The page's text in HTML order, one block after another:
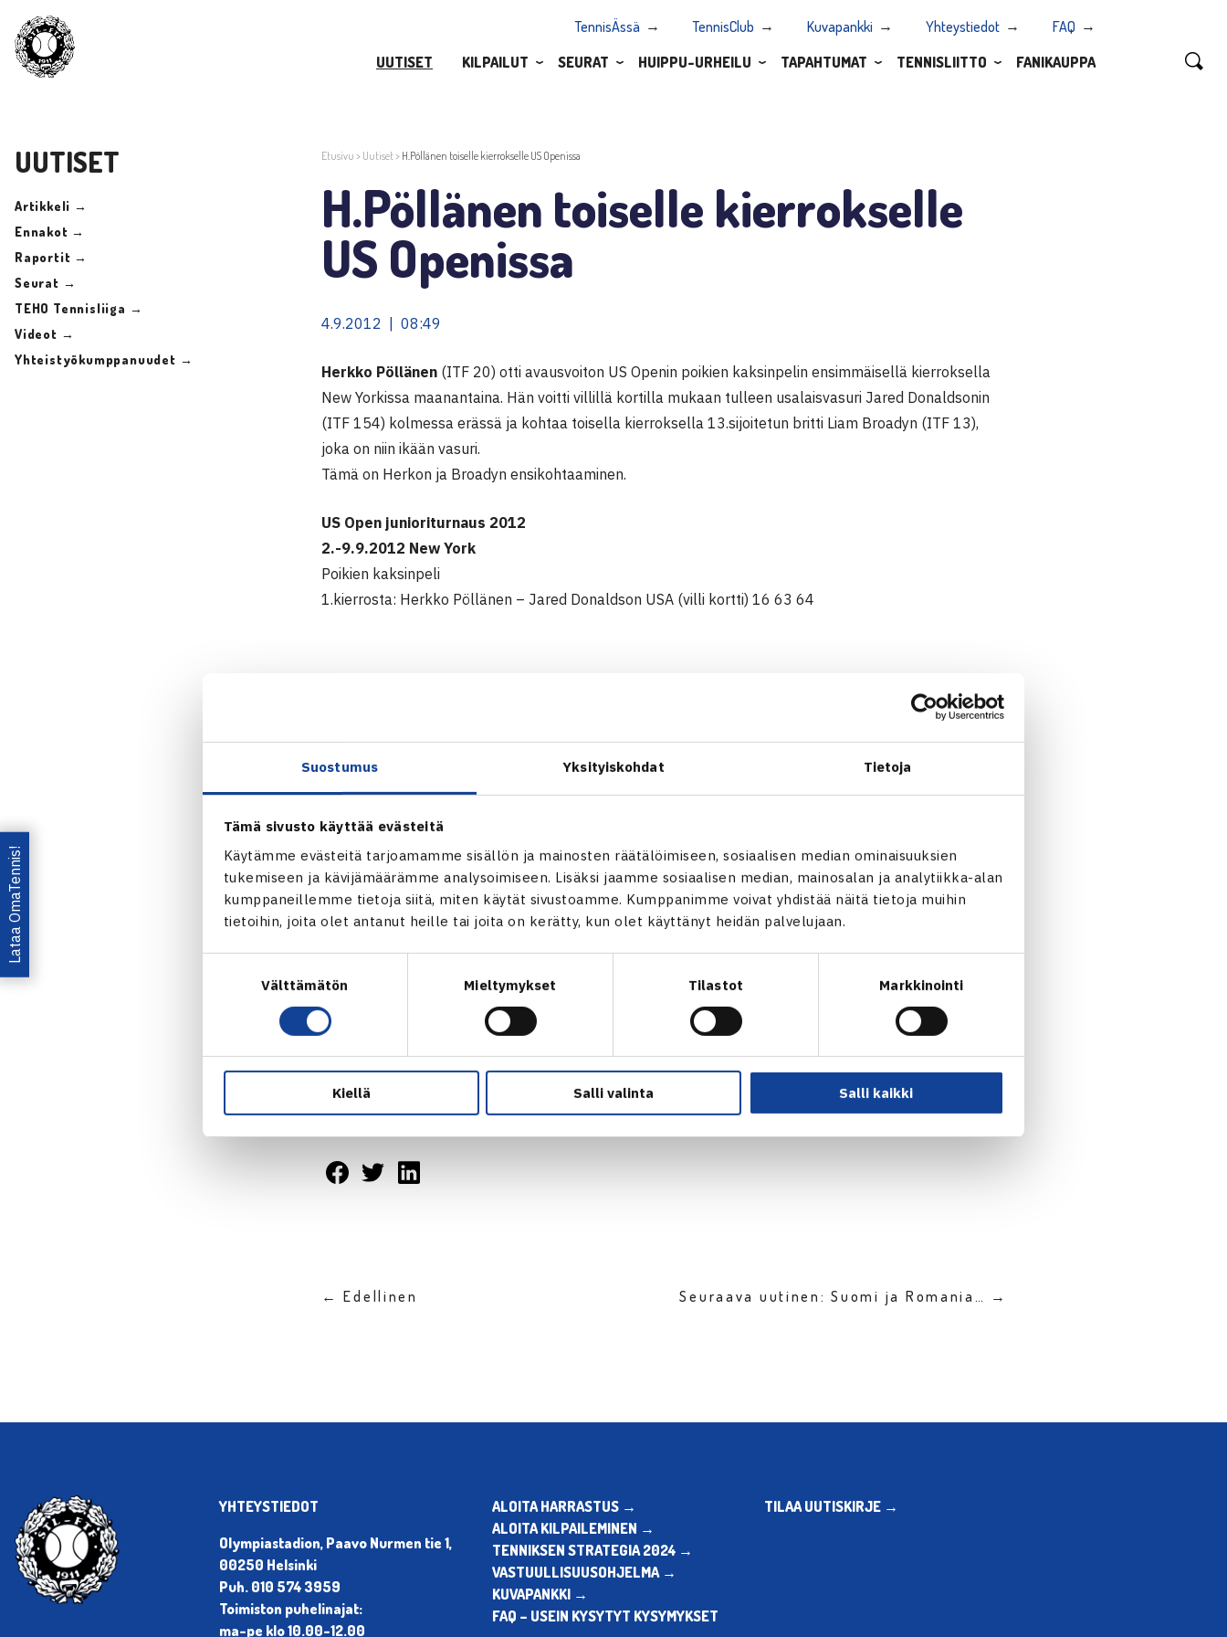
Suostumus Yksityiskohdat Tietoja
Tämä sivusto käyttää evästeitä
Käytämme evästeitä tarjoamamme sisällön ja mainosten räätälöimiseen, sosiaalisen median ominaisuuksien
tukemiseen ja kävijämäärämme analysoimiseen. Lisäksi jaamme sosiaalisen median, mainosalan ja analytiikka-alan
kumppaneillemme tietoja siitä, miten käytät sivustoamme. Kumppanimme voivat yhdistää näitä tietoja muihin
tietoihin, joita olet antanut heille tai joita on kerätty, kun olet käyttänyt heidän palvelujaan.
Välttämätön Mieltymykset Tilastot Markkinointi
Kiellä Salli valinta Salli kaikki
TennisÄssä TennisClub Kuvapankki Yhteystiedot
FAQ
UUTISET
KILPAILUT SEURAT HUIPPU-URHEILU TAPAHTUMAT TENNISLIITTO FANIKAUPPA
UUTISET
Artikkeli →
Ennakot →
Raportit →
Seurat →
TEHO Tennisliiga →
Videot →
Yhteistyökumppanuudet →
Etusivu > Uutiset> H.Pöllänen toiselle kierrokselle US Openissa
H.Pöllänen toiselle kierrokselle
US Openissa
4.9.2012 | 08:49
Herkko Pöllänen (ITF 20) otti avausvoiton US Openin poikien kaksinpelin ensimmäisellä kierroksella
New Yorkissa maanantaina. Hän voitti villillä kortilla mukaan tulleen usalaisvasuri Jared Donaldsonin
(ITF 154) kolmessa erässä ja kohtaa toisella kierroksella 13.sijoitetun britti Liam Broadyn (ITF 13),
joka on niin ikään vasuri.
Tämä on Herkon ja Broadyn ensikohtaaminen.
US Open junioriturnaus 2012
2.-9.9.2012 New York
Poikien kaksinpeli
1.kierrosta: Herkko Pöllänen – Jared Donaldson USA (villi kortti) 16 63 64
Herkko Pöllänen
H
Jaa:
← Edellinen Seuraava uutinen: Suomi ja Romania… →
Lataa OmaTennis!
YHTEYSTIEDOT
Olympiastadion, Paavo Nurmen tie 1,
00250 Helsinki
Puh. 010 574 3959
Toimiston puhelinajat:
ma-pe klo 10.00-12.00
ALOITA HARRASTUS →
ALOITA KILPAILEMINEN →
TENNIKSEN STRATEGIA 2024 →
VASTUULLISUUSOHJELMA →
KUVAPANKKI →
FAQ – USEIN KYSYTYT KYSYMYKSET
TILAA UUTISKIRJE →